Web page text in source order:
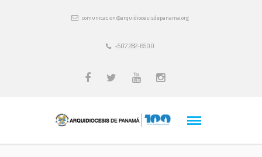
comunicacion@arquidiocesisdepanama.org
+507 282-6500